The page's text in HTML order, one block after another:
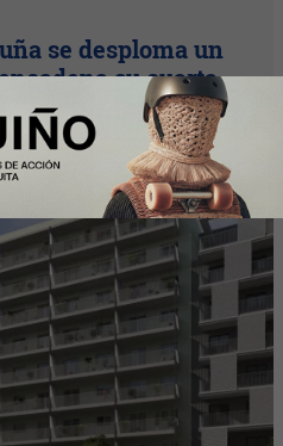
se desploma un
su cuarta